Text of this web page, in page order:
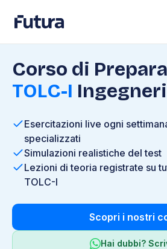
Corso di
TOLC-I
Esercitazioni live ogni
specializzati
Simulazioni realistiche del test
Lezioni di teoria registrate su
TOLC-I
Scopri i nostri
Hai dubbi?